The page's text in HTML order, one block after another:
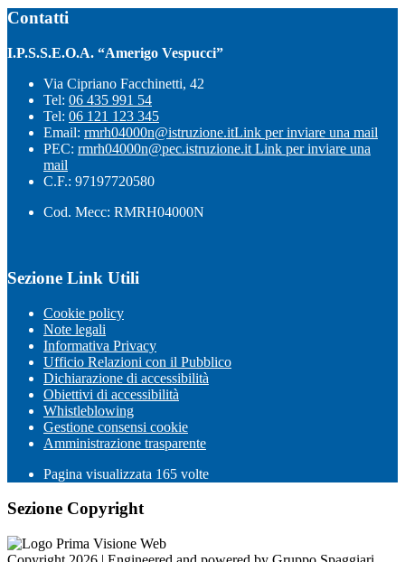
Contatti
I.P.S.S.E.O.A. “Amerigo Vespucci”
Via Cipriano Facchinetti, 42
Tel: 06 435 991 54
Tel: 06 121 123 345
Email: rmrh04000n@istruzione.itLink per inviare una mail
PEC: rmrh04000n@pec.istruzione.it Link per inviare una
mail
C.F.: 97197720580
Cod. Mecc: RMRH04000N
Sezione Link Utili
Cookie policy
Note legali
Informativa Privacy
Ufficio Relazioni con il Pubblico
Dichiarazione di accessibilità
Obiettivi di accessibilità
Whistleblowing
Gestione consensi cookie
Amministrazione trasparente
Pagina visualizzata 165 volte
Sezione Copyright